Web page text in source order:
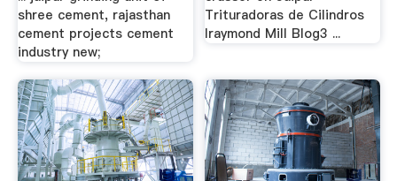
shree cement, rajasthan
cement projects cement
industry new;
Trituradoras de Cilindros
Iraymond Mill Blog3 ...